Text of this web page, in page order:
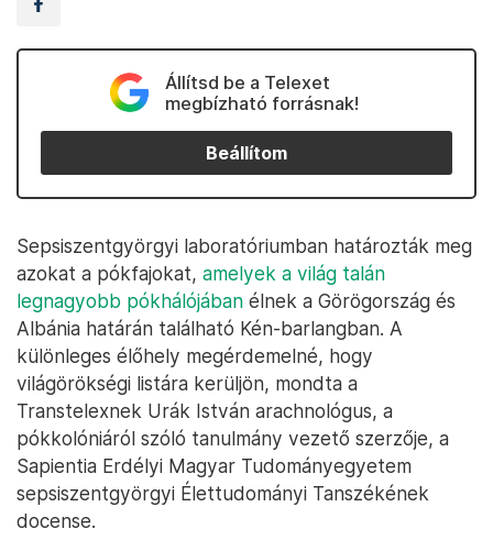
Állítsd be a Telexet
megbízható forrásnak!
Beállítom
Sepsiszentgyörgyi laboratóriumban határozták meg
azokat a pókfajokat, amelyek a világ talán
legnagyobb pókhálójában élnek a Görögország és
Albánia határán található Kén-barlangban. A
különleges élőhely megérdemelné, hogy
világörökségi listára kerüljön, mondta a
Transtelexnek Urák István arachnológus, a
pókkolóniáról szóló tanulmány vezető szerzője, a
Sapientia Erdélyi Magyar Tudományegyetem
sepsiszentgyörgyi Élettudományi Tanszékének
docense.